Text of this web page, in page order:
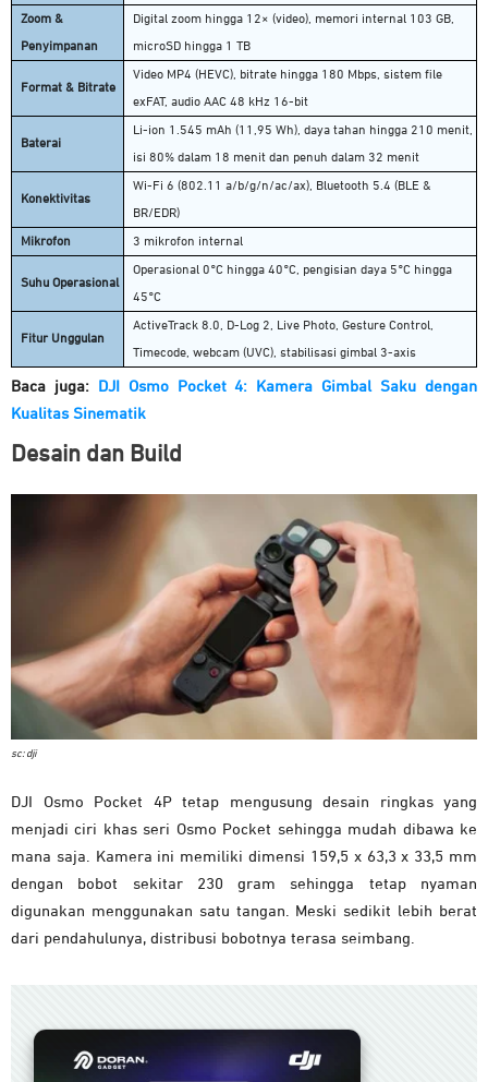
Zoom &
Penyimpanan
Digital zoom hingga 12× (video), memori internal 103 GB,
microSD hingga 1 TB
Format & Bitrate
Video MP4 (HEVC), bitrate hingga 180 Mbps, sistem file
exFAT, audio AAC 48 kHz 16-bit
Baterai
Li-ion 1.545 mAh (11,95 Wh), daya tahan hingga 210 menit,
isi 80% dalam 18 menit dan penuh dalam 32 menit
Konektivitas
Wi-Fi 6 (802.11 a/b/g/n/ac/ax), Bluetooth 5.4 (BLE &
BR/EDR)
Mikrofon 3 mikrofon internal
Suhu Operasional
Operasional 0°C hingga 40°C, pengisian daya 5°C hingga
45°C
Fitur Unggulan
ActiveTrack 8.0, D-Log 2, Live Photo, Gesture Control,
Timecode, webcam (UVC), stabilisasi gimbal 3-axis
Baca juga:
DJI Osmo Pocket 4: Kamera Gimbal Saku dengan
Kualitas Sinematik
Desain dan Build
sc: dji
DJI Osmo Pocket 4P tetap mengusung desain ringkas yang
menjadi ciri khas seri Osmo Pocket sehingga mudah dibawa ke
mana saja. Kamera ini memiliki dimensi 159,5 x 63,3 x 33,5 mm
dengan bobot sekitar 230 gram sehingga tetap nyaman
digunakan menggunakan satu tangan. Meski sedikit lebih berat
dari pendahulunya, distribusi bobotnya terasa seimbang.